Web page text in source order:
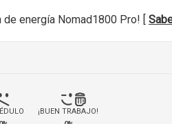
energía Nomad1800 Pro! [
¡BUEN TRABAJO!